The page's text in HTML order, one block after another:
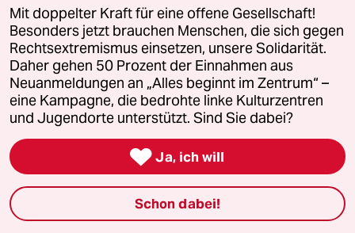
Nationalparks kann man sichunter der Kategorie
Spenden den Zweck aussuchen: 7 Euro für
Gummistiefel für einen Ranger, 45 Euro zur
Unterstützung einer Frau und ihrer Kinder eines
verstorbenen Parkrangers, 137 Euro für
zweiwöchige Verpflegung eines Waisengorillas, 275
der Luft aufzustöbern, oder 458 Euro für eine
eintägige, „taktische“, also militärische,
Elefantenschutz-Operation. Auf der WWF-
Homepage kann man per Kreditkarte sogar die
Mit doppelter Kraft für eine offene Gesellschaft!
Besonders jetzt brauchen Menschen, die sich gegen
Rechtsextremismus einsetzen, unsere Solidarität.
Daher gehen 50 Prozent der Einnahmen aus
Neuanmeldungen an „Alles beginnt im Zentrum“ –
eine Kampagne, die bedrohte linke Kulturzentren
und Jugendorte unterstützt. Sind Sie dabei?
 Ja, ich will
Schon dabei!